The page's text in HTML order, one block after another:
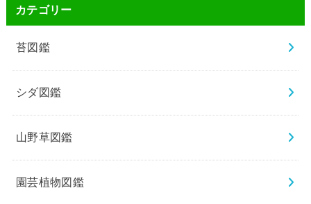
カテゴリー
苔図鑑
シダ図鑑
山野草図鑑
園芸植物図鑑